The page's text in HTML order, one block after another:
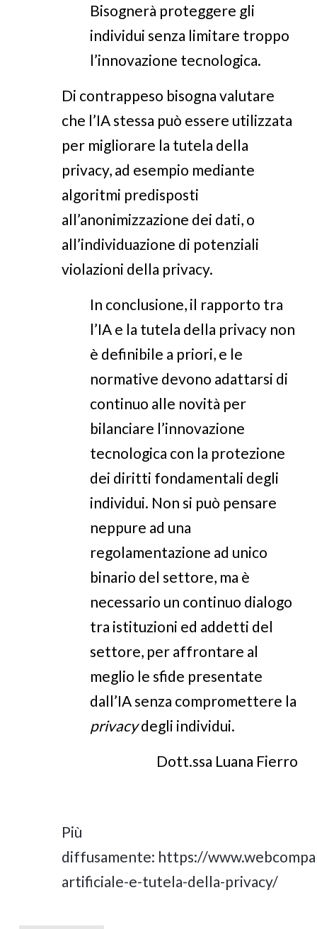
Bisognerà proteggere gli
individui senza limitare troppo
l’innovazione tecnologica.
Di contrappeso bisogna valutare
che l’IA stessa può essere utilizzata
per migliorare la tutela della
privacy, ad esempio mediante
algoritmi predisposti
all’anonimizzazione dei dati, o
all’individuazione di potenziali
violazioni della privacy.
In conclusione, il rapporto tra
l’IA e la tutela della privacy non
è definibile a priori, e le
normative devono adattarsi di
continuo alle novità per
bilanciare l’innovazione
tecnologica con la protezione
dei diritti fondamentali degli
individui. Non si può pensare
neppure ad una
regolamentazione ad unico
binario del settore, ma è
necessario un continuo dialogo
tra istituzioni ed addetti del
settore, per affrontare al
meglio le sfide presentate
dall’IA senza compromettere la
privacydegli individui.
Dott.ssa Luana Fierro
Più
diffusamente: https://
artificiale-e-tutela-della-privacy/